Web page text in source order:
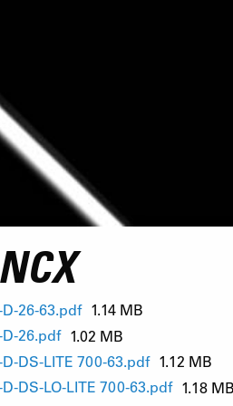
26-63.pdf 1.14 MB
D-26.pdf 1.02 MB
DS-LITE 700-63.pdf 1.12 MB
DS-LO-LITE 700-63.pdf 1.18